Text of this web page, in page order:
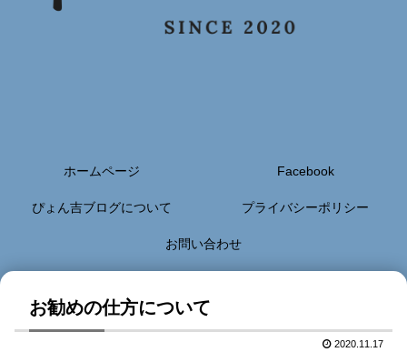
ホームページ Facebook
ぴょん吉ブログについて プライバシーポリシー
お問い合わせ
お勧めの仕方について
2020.11.17